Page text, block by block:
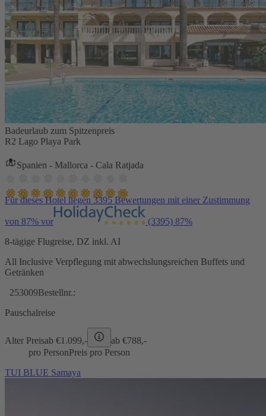
Badeurlaub zum Spitzenpreis
R2 Lago Playa Park
Spanien - Mallorca - Cala Ratjada
Für dieses Hotel liegen 3395 Bewertungen mit einer Zustimmung
von 87% vor (3395) 87%
8-tägige Flugreise, DZ inkl. AI
All Inclusive Verpflegung mit abwechslungsreichen Buffets und
Getränken
253009Bestellnr.:
Pauschalreise
Alter Preisab €1.099,- ab €788,-
pro PersonPreis pro Person
TUI BLUE Samaya